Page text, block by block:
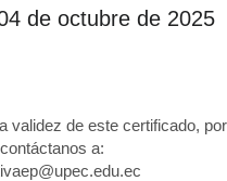
de octubre de 2025
validez de este certificado,
contáctanos a: